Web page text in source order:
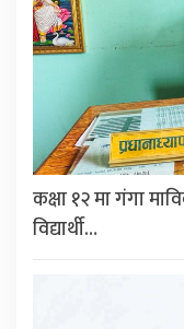
कक्षा १२ मा गंगा
विद्यार्थी…